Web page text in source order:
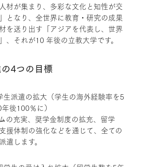
材が集まり、多彩な文化と知性が交
となり、全世界に教育・研究の成果
を送り出す「アジアを代表し、世界
、それが10 年後の立教大学です。
4つの目標
生派遣の拡大（学生の海外経験率を5
後100％に）
の充実、奨学金制度の拡充、留学
援体制の強化などを通じて、全ての
遣します。